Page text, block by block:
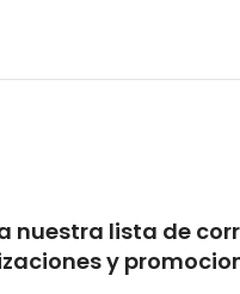
nuestra lista de
y